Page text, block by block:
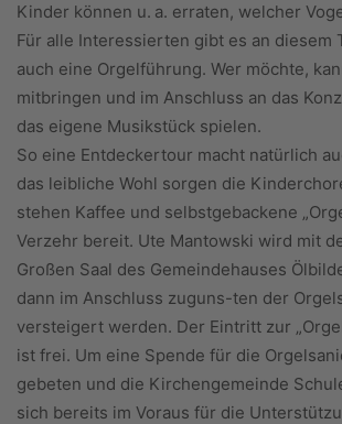
Kinder können u. a. erraten, welcher
Für alle Interessierten gibt es an diesem
auch eine Orgelführung. Wer möchte,
mitbringen und im Anschluss an das
das eigene Musikstück spielen.
So eine Entdeckertour macht natürlich
das leibliche Wohl sorgen die
stehen Kaffee und selbstgebackene
Verzehr bereit. Ute Mantowski wird mit
Großen Saal des Gemeindehauses
dann im Anschluss zuguns-ten der
versteigert werden. Der Eintritt zur
ist frei. Um eine Spende für die
gebeten und die Kirchengemeinde
sich bereits im Voraus für die